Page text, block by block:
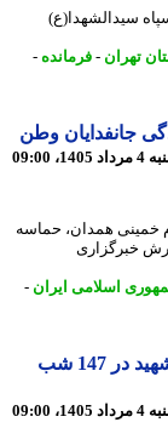
سیدالشهدا(ع)
- فرمانده-
وطن
همدان، حماسه
اسلامی ایران -
تجدید میثاق حماسی مردم قرچک با رهبر شهید در 147 شب